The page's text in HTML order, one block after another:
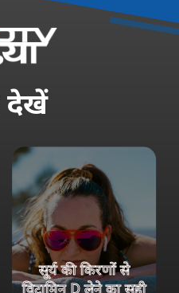
देखें
सूर्य की किरणों से
विटामिन D लेने का सही